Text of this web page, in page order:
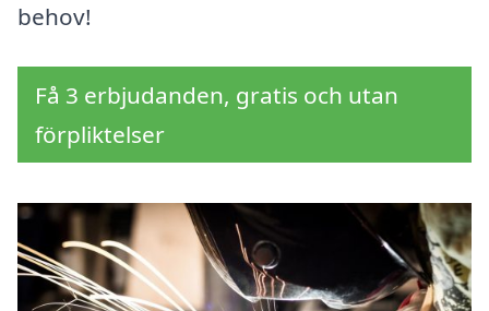
behov!
Få 3 erbjudanden, gratis och utan
förpliktelser